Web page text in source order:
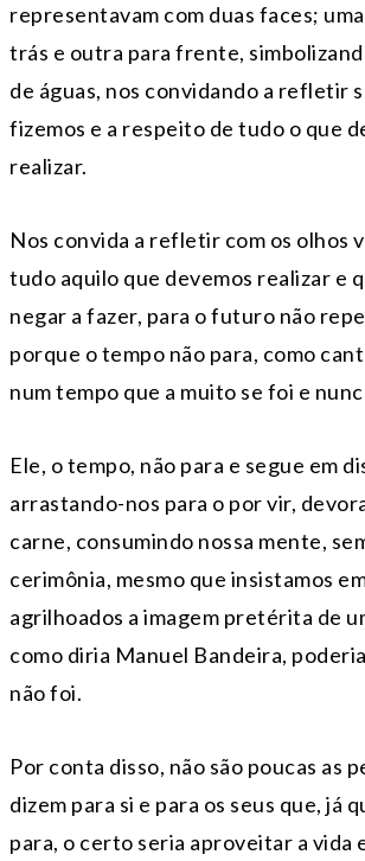
representavam com duas faces;
trás e outra para frente,
de águas, nos convidando a refletir
fizemos e a respeito de tudo o que
realizar.
Nos convida a refletir com os olhos
tudo aquilo que devemos realizar e
negar a fazer, para o futuro não
porque o tempo não para, como
num tempo que a muito se foi e
Ele, o tempo, não para e segue em
arrastando-nos para o por vir,
carne, consumindo nossa mente,
cerimônia, mesmo que insistamos
agrilhoados a imagem pretérita de
como diria Manuel Bandeira,
não foi.
Por conta disso, não são poucas as
dizem para si e para os seus que, já
para, o certo seria aproveitar a vida